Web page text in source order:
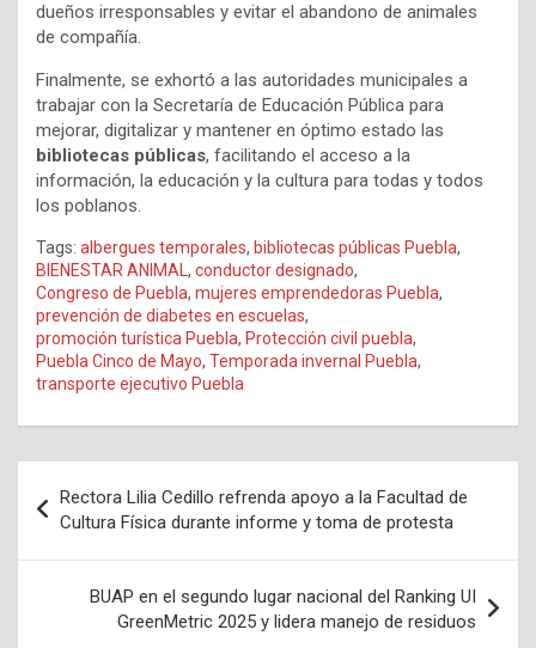
dueños irresponsables y evitar el abandono de animales
de compañía.
Finalmente, se exhortó a las autoridades municipales a
trabajar con la Secretaría de Educación Pública para
mejorar, digitalizar y mantener en óptimo estado las
bibliotecas públicas, facilitando el acceso a la
información, la educación y la cultura para todas y todos
los poblanos.
Tags: albergues temporales, bibliotecas públicas Puebla,
BIENESTAR ANIMAL, conductor designado,
Congreso de Puebla, mujeres emprendedoras Puebla,
prevención de diabetes en escuelas,
promoción turística Puebla, Protección civil puebla,
Puebla Cinco de Mayo, Temporada invernal Puebla,
transporte ejecutivo Puebla
de
entradas
Rectora Lilia Cedillo refrenda apoyo a la Facultad de
Cultura Física durante informe y toma de protesta
BUAP en el segundo lugar nacional del Ranking UI
GreenMetric 2025 y lidera manejo de residuos